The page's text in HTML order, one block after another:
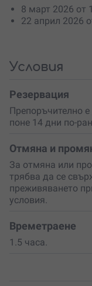
отразява вашия
необходими
тортатана място
никакъв
желанието за
Прекарай
още днес!
8 март 2026 от
22 април 2026
Условия
Резервация
Препоръчително
поне 14 дни по-
Отмяна и
За отмяна или
трябва да се
преживяването
условия.
Времетраене
1.5 часа.